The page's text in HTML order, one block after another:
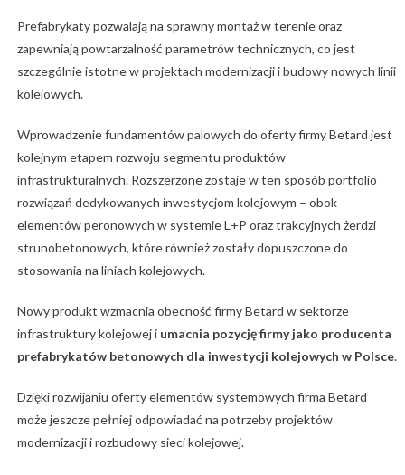
Prefabrykaty pozwalają na sprawny montaż w terenie oraz
zapewniają powtarzalność parametrów technicznych, co jest
szczególnie istotne w projektach modernizacji i budowy nowych linii
kolejowych.
Wprowadzenie fundamentów palowych do oferty firmy Betard jest
kolejnym etapem rozwoju segmentu produktów
infrastrukturalnych. Rozszerzone zostaje w ten sposób portfolio
rozwiązań dedykowanych inwestycjom kolejowym – obok
elementów peronowych w systemie L+P oraz trakcyjnych żerdzi
strunobetonowych, które również zostały dopuszczone do
stosowania na liniach kolejowych.
Nowy produkt wzmacnia obecność firmy Betard w sektorze
infrastruktury kolejowej i umacnia pozycję firmy jako producenta
prefabrykatów betonowych dla inwestycji kolejowych w Polsce.
Dzięki rozwijaniu oferty elementów systemowych firma Betard
może jeszcze pełniej odpowiadać na potrzeby projektów
modernizacji i rozbudowy sieci kolejowej.